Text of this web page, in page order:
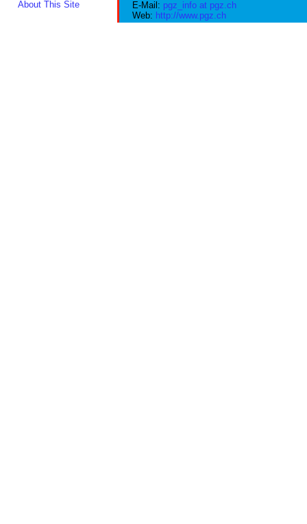
About This Site E-Mail: pgz_info at pgz.ch
Web: http://www.pgz.ch